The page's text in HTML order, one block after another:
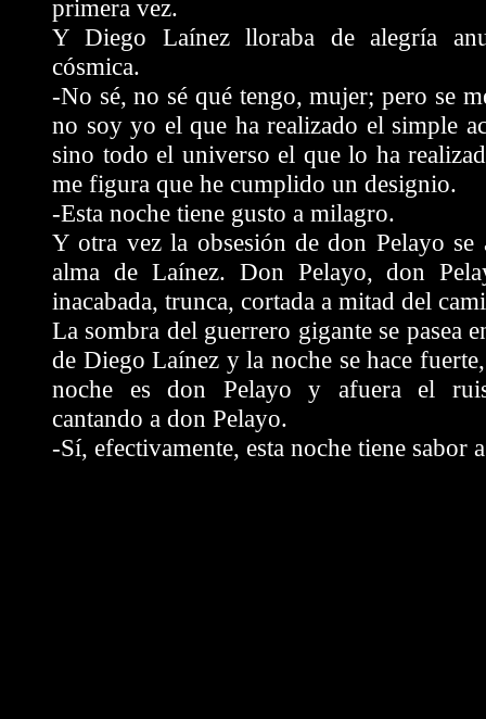
primera vez.
Y Diego Laínez lloraba de alegría
cósmica.
-No sé, no sé qué tengo, mujer; pero se
no soy yo el que ha realizado el simple
sino todo el universo el que lo ha
me figura que he cumplido un designio.
-Esta noche tiene gusto a milagro.
Y otra vez la obsesión de don Pelayo se
alma de Laínez. Don Pelayo, don
inacabada, trunca, cortada a mitad del
La sombra del guerrero gigante se pasea
de Diego Laínez y la noche se hace
noche es don Pelayo y afuera el
cantando a don Pelayo.
-Sí, efectivamente, esta noche tiene sabor